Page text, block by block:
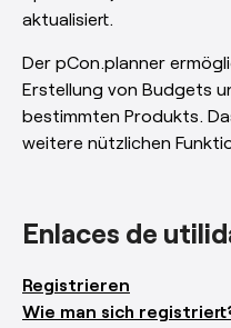
aktualisiert.
Der pCon.planner
Erstellung von Budgets
bestimmten Produkts.
weitere nützlichen
Enlaces de
Registrieren
Wie man sich